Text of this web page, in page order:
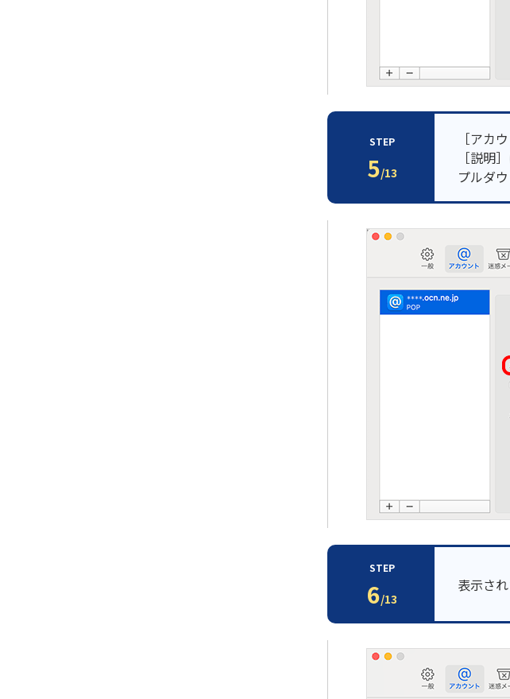
STEP
5/13
［アカ
［説明
プルダ
STEP
6/13
表示さ